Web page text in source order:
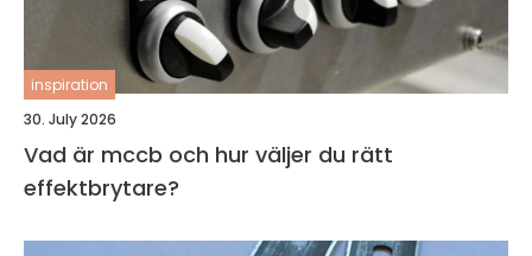
inspiration
30. July 2026
Vad är mccb och hur väljer du rätt
effektbrytare?